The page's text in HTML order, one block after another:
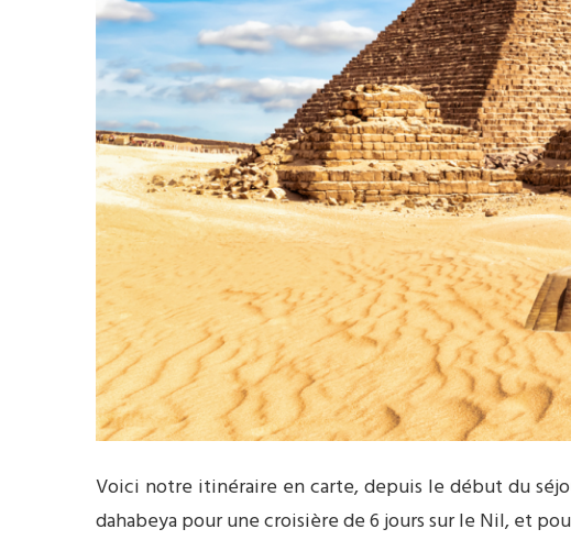
Voici notre itinéraire en carte, depuis le début du
dahabeya pour une croisière de 6 jours sur le Nil, et